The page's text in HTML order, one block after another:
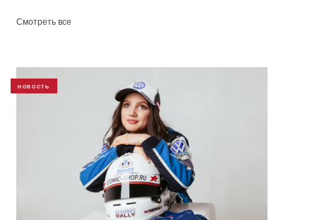
Смотреть все
НОВОСТЬ